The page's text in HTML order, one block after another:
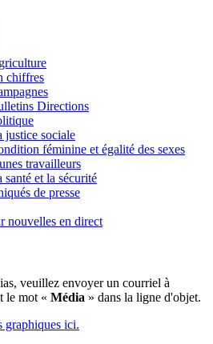
chiffres
Directions
justice sociale
féminine et égalité des sexes
travailleurs
santé et la sécurité
de presse
nouvelles en direct
veuillez envoyer un courriel à
le mot « Média » dans la ligne d'objet.
graphiques ici.